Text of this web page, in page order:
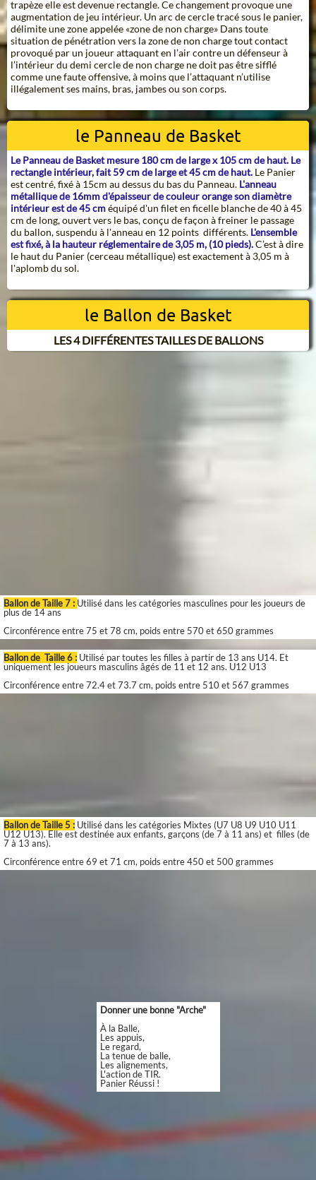
trapèze elle est devenue rectangle. Ce changement provoque une
augmentation de jeu intérieur. Un arc de cercle tracé sous le panier,
délimite une zone appelée «zone de non charge» Dans toute
situation de pénétration vers la zone de non charge tout contact
provoqué par un joueur attaquant en l’air contre un défenseur à
l’intérieur du demi cercle de non charge ne doit pas être sifflé
comme une faute offensive, à moins que l’attaquant n’utilise
illégalement ses mains, bras, jambes ou son corps.
le Panneau de Basket
Le Panneau de Basket mesure 180 cm de large x 105 cm de haut. Le
rectangle intérieur, fait 59 cm de large et 45 cm de haut. Le Panier
est centré, fixé à 15cm au dessus du bas du Panneau. L'anneau
métallique de 16mm d'épaisseur de couleur orange son diamètre
intérieur est de 45 cméquipé d'un filet en ficelle blanche de 40 à 45
cm de long, ouvert vers le bas, conçu de façon à freiner le passage
du ballon, suspendu à l'anneau en 12 points différents. L'ensemble
est fixé, à la hauteur réglementaire de 3,05 m, (10 pieds).C’est à dire
le haut du Panier (cerceau métallique) est exactement à 3,05 m à
l'aplomb du sol.
le Ballon de Basket
LES 4 DIFFÉRENTES TAILLES DE BALLONS
Ballon de Taille 7 : Utilisé dans les catégories masculines pour les joueurs de
plus de 14 ans
Circonférence entre 75 et 78 cm, poids entre 570 et 650 grammes
Ballon de Taille 6 : Utilisé par toutes les filles à partir de 13 ans U14. Et
uniquement les joueurs masculins âgés de 11 et 12 ans. U12 U13
Circonférence entre 72.4 et 73.7 cm, poids entre 510 et 567 grammes
Ballon de Taille 5 : Utilisé dans les catégories Mixtes (U7 U8 U9 U10 U11
U12 U13). Elle est destinée aux enfants, garçons (de 7 à 11 ans) et filles (de
7 à 13 ans).
Circonférence entre 69 et 71 cm, poids entre 450 et 500 grammes
Donner une bonne "Arche"
À la Balle,
Les appuis,
Le regard,
La tenue de balle,
Les alignements,
L'action de TIR.
Panier Réussi !